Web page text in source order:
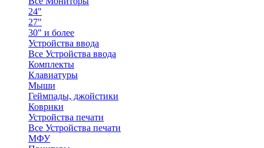
24"
27"
30" и более
Устройства ввода
Все Устройства ввода
Комплекты
Клавиатуры
Мыши
Геймпады, джойстики
Коврики
Устройства печати
Все Устройства печати
МФУ